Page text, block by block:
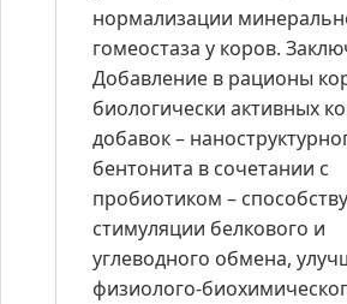
нормализации
гомеостаза у коров.
Добавление в рационы
биологически активных
добавок –
бентонита в сочетании с
пробиотиком –
стимуляции белкового и
углеводного обмена,
физиолого-